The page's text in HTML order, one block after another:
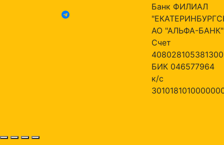
Банк ФИЛИАЛ
АО "АЛЬФА-БАНК"
Счет
БИК 046577964
к/с